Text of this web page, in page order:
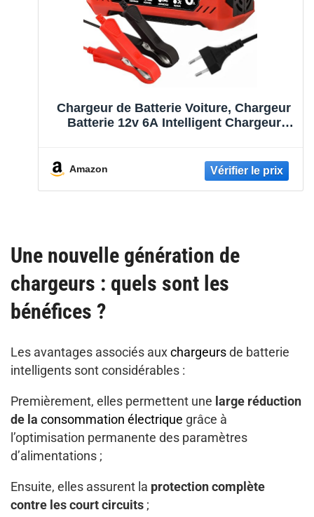
Chargeur de Batterie Voiture, Chargeur
Batterie 12v 6A Intelligent Chargeur
Moto Camion, AGM, Gel, Wet, SLA
Amazon
Une nouvelle génération de
chargeurs : quels sont les
bénéfices ?
Les avantages associés auxchargeursde batterie
intelligents sont considérables :
Premièrement, elles permettent une large réduction
de la consommation électrique grâce à
l’optimisation permanente des paramètres
d’alimentations ;
Ensuite, elles assurent la protection complète
contre les court circuits ;